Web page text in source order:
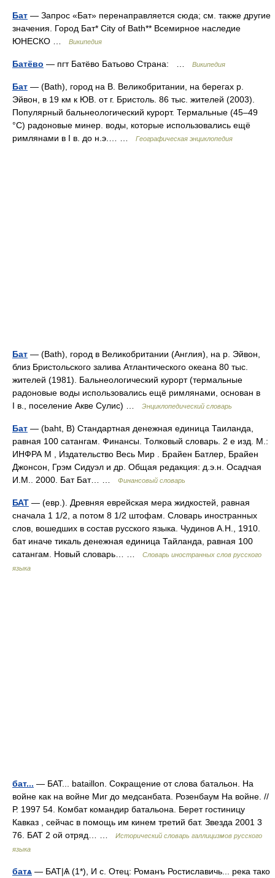
Бат — Запрос «Бат» перенаправляется сюда; см. также другие
значения. Город Бат* City of Bath** Всемирное наследие
ЮНЕСКО …
Википедия
Батёво — пгт Батёво Батьово Страна: … Википедия
Бат — (Bath), город на В. Великобритании, на берегах р.
Эйвон, в 19 км к ЮВ. от г. Бристоль. 86 тыс. жителей (2003).
Популярный бальнеологический курорт. Термальные (45–49
°С) радоновые минер. воды, которые использовались ещё
римлянами в I в. до н.э.… …
Географическая энциклопедия
Бат — (Bath), город в Великобритании (Англия), на р. Эйвон,
близ Бристольского залива Атлантического океана 80 тыс.
жителей (1981). Бальнеологический курорт (термальные
радоновые воды использовались ещё римлянами, основан в
I в., поселение Акве Сулис) …
Энциклопедический словарь
Бат — (baht, В) Стандартная денежная единица Таиланда,
равная 100 сатангам. Финансы. Толковый словарь. 2 е изд. М.:
ИНФРА М , Издательство Весь Мир . Брайен Батлер, Брайен
Джонсон, Грэм Сидуэл и др. Общая редакция: д.э.н. Осадчая
И.М.. 2000. Бат Бат… …
Финансовый словарь
БАТ — (евр.). Древняя еврейская мера жидкостей, равная
сначала 1 1/2, а потом 8 1/2 штофам. Словарь иностранных
слов, вошедших в состав русского языка. Чудинов А.Н., 1910.
бат иначе тикаль денежная единица Тайланда, равная 100
сатангам. Новый словарь… …
Словарь иностранных слов русского
языка
бат... — БАТ... bataillon. Сокращение от слова батальон. На
войне как на войне Миг до медсанбата. Розенбаум На войне. //
Р. 1997 54. Комбат командир батальона. Берет гостиницу
Кавказ , сейчас в помощь им кинем третий бат. Звезда 2001 3
76. БАТ 2 ой отряд… …
Исторический словарь галлицизмов русского
языка
батѧ — БАТ|Ѧ (1*), И с. Отец: Романъ Ростиславичь... река тако